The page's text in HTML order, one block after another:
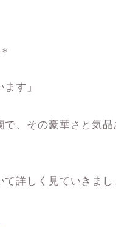
す」
、その豪華さと気
詳しく見ていきまし